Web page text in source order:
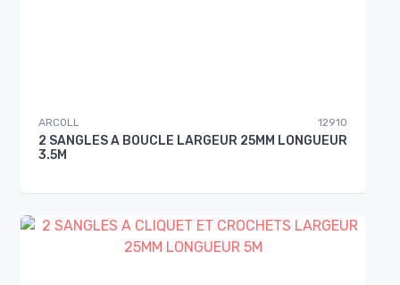
ARCOLL 12910
2 SANGLES A BOUCLE LARGEUR 25MM LONGUEUR
3.5M